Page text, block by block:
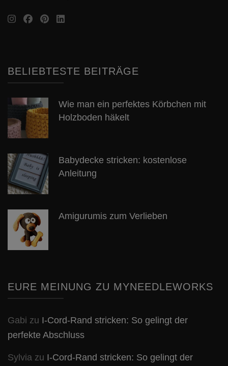
BELIEBTESTE BEITRÄGE
Wie man ein perfektes Körbchen mit
Holzboden häkelt
Babydecke stricken: kostenlose
Anleitung
Amigurumis zum Verlieben
EURE MEINUNG ZU MYNEEDLEWORKS
Gabi zu I-Cord-Rand stricken: So gelingt der
perfekte Abschluss
Sylvia zu I-Cord-Rand stricken: So gelingt der